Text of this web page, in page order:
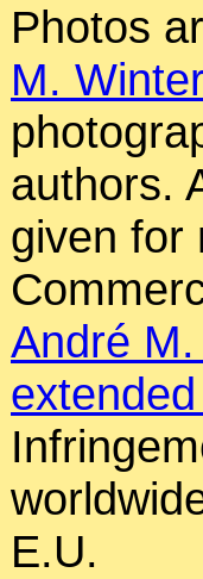
Photos
M. Winter
authors.
given for
André
E.U.